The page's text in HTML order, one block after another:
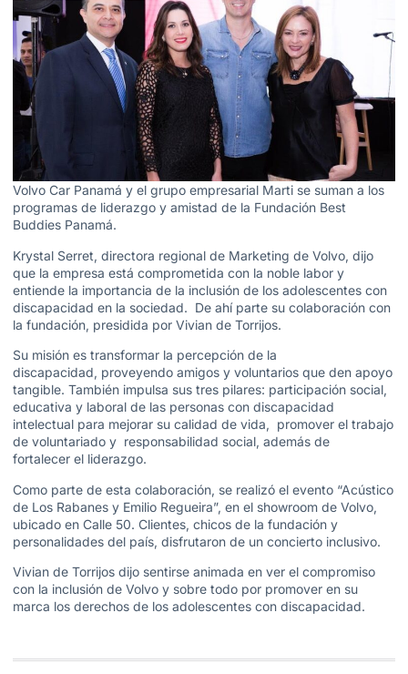
Volvo Car Panamá y el grupo empresarial Marti se suman a los
programas de liderazgo y amistad de la Fundación Best
Buddies Panamá.
Krystal Serret, directora regional de Marketing de Volvo, dijo
que la empresa está comprometida con la noble labor y
entiende la importancia de la inclusión de los adolescentes con
discapacidad en la sociedad. De ahí parte su colaboración con
la fundación, presidida por Vivian de Torrijos.
Su misión es transformar la percepción de la
discapacidad, proveyendo amigos y voluntarios que den apoyo
tangible. También impulsa sus tres pilares: participación social,
educativa y laboral de las personas con discapacidad
intelectual para mejorar su calidad de vida, promover el trabajo
de voluntariado y responsabilidad social, además de
fortalecer el liderazgo.
Como parte de esta colaboración, se realizó el evento “Acústico
de Los Rabanes y Emilio Regueira”, en el showroom de Volvo,
ubicado en Calle 50. Clientes, chicos de la fundación y
personalidades del país, disfrutaron de un concierto inclusivo.
Vivian de Torrijos dijo sentirse animada en ver el compromiso
con la inclusión de Volvo y sobre todo por promover en su
marca los derechos de los adolescentes con discapacidad.